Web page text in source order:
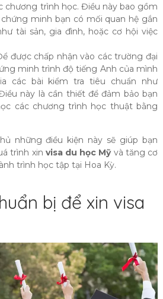
chương trình học. Điều này bao gồm
minh bạn có mối quan hệ gắn
tài sản, gia đình, hoặc cơ hội việc
được chấp nhận vào các trường đại
minh trình độ tiếng Anh của mình
các bài kiểm tra tiêu chuẩn như
này là cần thiết để đảm bảo bạn
các chương trình học thuật bằng
những điều kiện này sẽ giúp bạn
trình xin visa du học Mỹvà tăng cơ
trình học tập tại Hoa Kỳ.
bị để xin visa